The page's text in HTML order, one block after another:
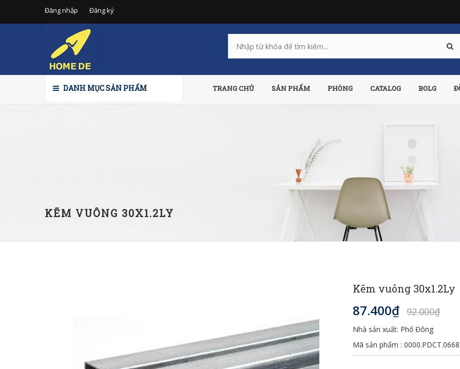
Đăng nhập Đăng ký
DANH MỤC SẢN PHẨM TRANG CHỦ SẢN PHẨM PHÒNG CATALOG BOLG
KẼM VUÔNG 30X1.2LY
Kẽm vuông 30x1.2Ly
87.400₫ 92.000₫
Nhà sản xuất: Phố Đông
Mã sản phẩm : 0000.PDCT.0668